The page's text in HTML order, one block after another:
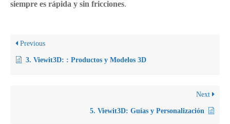
siempre es rápida y sin fricciones.
Previous
3. Viewit3D: : Productos y Modelos 3D
Next
5. Viewit3D: Guías y Personalización